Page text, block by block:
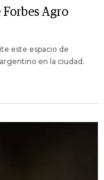
Agro
este espacio de
en la ciudad.